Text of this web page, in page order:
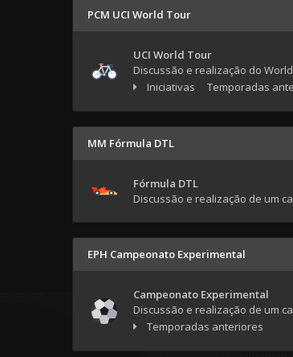
PCM UCI World Tour
UCI World Tour
Discussão e realização do
Iniciativas
Temporadas
MM Fórmula DTL
Fórmula DTL
Discussão e realização de um
EPH Campeonato Experimental
Campeonato Experimental
Discussão e realização de um
Temporadas anteriores